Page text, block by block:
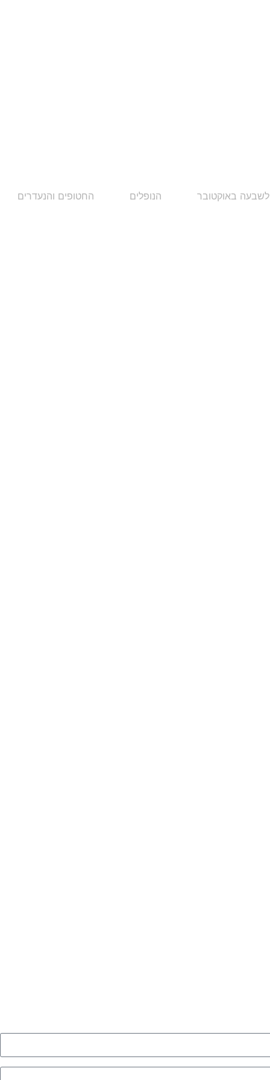
לשבעה באוקטובר הנופלים החטופים והנעדרים